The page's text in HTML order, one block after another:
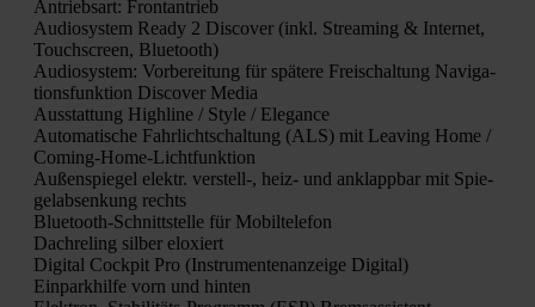
Antriebs­art: Front­an­trieb
Audio­sys­tem Rea­dy 2 Dis­co­ver (inkl. Strea­ming & Inter­net,
Touch­screen, Blue­tooth)
Audio­sys­tem: Vor­be­rei­tung für spä­te­re Frei­schal­tung Navi­ga­
ti­ons­funk­ti­on Dis­co­ver Media
Aus­stat­tung High­li­ne / Style / Ele­gan­ce
Auto­ma­ti­sche Fahr­licht­schal­tung (ALS) mit Lea­ving Home /
Coming-Home-Licht­funk­ti­on
Außen­spie­gel elektr. verstell‑, heiz- und anklapp­bar mit Spie­
gel­ab­sen­kung rechts
Blue­tooth-Schnitt­stel­le für Mobil­te­le­fon
Dach­re­ling sil­ber elo­xiert
Digi­tal Cock­pit Pro (Instru­men­ten­an­zei­ge Digi­tal)
Ein­park­hil­fe vorn und hin­ten